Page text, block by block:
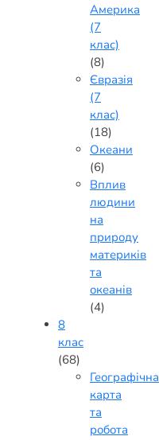
Америка
(7
клас)
(8)
Євразія
(7
клас)
(18)
Океани
(6)
Вплив
людини
на
природу
материків
та
океанів
(4)
8
клас
(68)
Географічна
карта
та
робота